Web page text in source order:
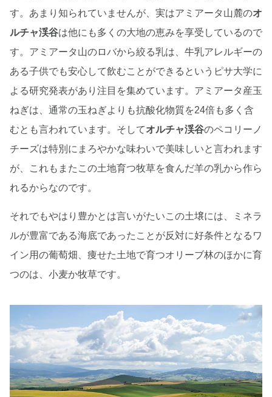
す。あまり知られていませんが、実はアミアータ山麓のオ
ルチャ渓谷は他にも多くの大地の恵みを享受しているので
す。アミアータ山のロバから絞る乳は、牛乳アレルギーの
ある子供でも安心して飲むことができるというピサ大学に
よる研究発表があり注目を集めています。アミアータ産玉
ねぎは、通常の玉ねぎよりも抗酸化物質を24倍も多く含
むとも言われています。そしてオルチャ渓谷のペコリーノ
チーズは特別にまろやかな味わいで美味しいと言われます
が、これもまたこの土地育つ牧草を食んだ羊の乳から作ら
れるからなのです。
それでもやはり豊かとは言いがたいこの土壌には、ミネラ
ルが豊富である海底であったことが反対に好条件となるワ
イン用の葡萄畑、痩せた土地で育つオリーブ林のほかに育
つのは、小麦か牧草です。